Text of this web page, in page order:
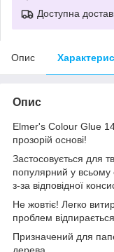
Доступна
Опис
Опис
Elmer's Colour Glue
прозорій основі!
Застосовується для
популярний у всьому
з-за відповідної
Не жовтіє! Легко
проблем
Призначений для
дерева.